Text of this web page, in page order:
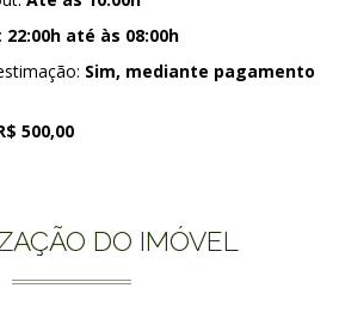
22:00h até às 08:00h
Sim, mediante pagamento
500,00
DO IMÓVEL